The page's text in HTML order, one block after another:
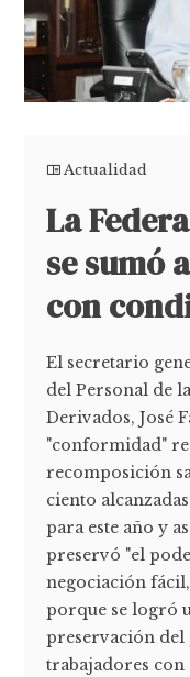
Actualidad
La
se sumó
con
El secretario
del Personal de
Derivados, José
"conformidad"
recomposición
ciento
para este año y
preservó "el
negociación
porque se logró
preservación
trabajadores